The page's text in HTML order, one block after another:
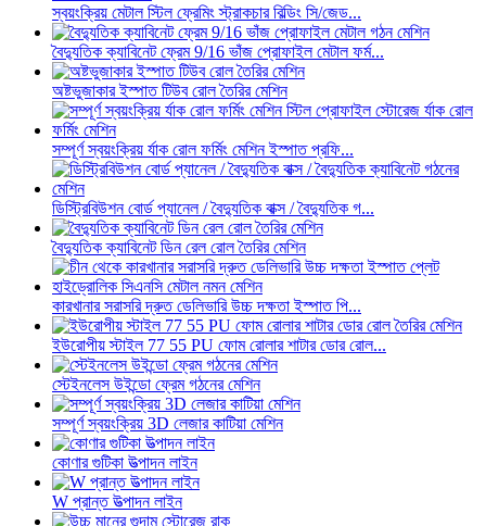
স্বয়ংক্রিয় মেটাল স্টিল ফ্রেমিং স্ট্রাকচার বিল্ডিং সি/জেড...
বৈদ্যুতিক ক্যাবিনেট ফ্রেম 9/16 ভাঁজ প্রোফাইল মেটাল ফর্ম...
অষ্টভুজাকার ইস্পাত টিউব রোল তৈরির মেশিন
সম্পূর্ণ স্বয়ংক্রিয় র্যাক রোল ফর্মিং মেশিন ইস্পাত প্রফি...
ডিস্ট্রিবিউশন বোর্ড প্যানেল / বৈদ্যুতিক বাক্স / বৈদ্যুতিক গ...
বৈদ্যুতিক ক্যাবিনেট ডিন রেল রোল তৈরির মেশিন
কারখানার সরাসরি দ্রুত ডেলিভারি উচ্চ দক্ষতা ইস্পাত পি...
ইউরোপীয় স্টাইল 77 55 PU ফোম রোলার শাটার ডোর রোল...
স্টেইনলেস উইন্ডো ফ্রেম গঠনের মেশিন
সম্পূর্ণ স্বয়ংক্রিয় 3D লেজার কাটিয়া মেশিন
কোণার গুটিকা উত্পাদন লাইন
W প্রান্ত উত্পাদন লাইন